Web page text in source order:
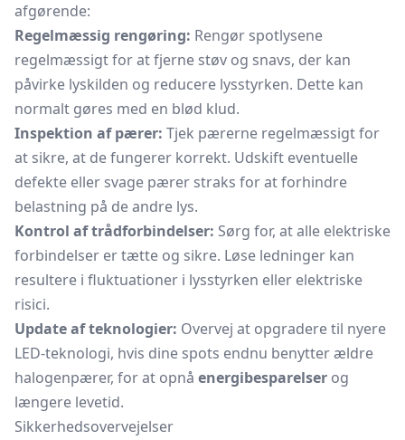
afgørende:
Regelmæssig rengøring: Rengør spotlysene
regelmæssigt for at fjerne støv og snavs, der kan
påvirke lyskilden og reducere lysstyrken. Dette kan
normalt gøres med en blød klud.
Inspektion af pærer: Tjek pærerne regelmæssigt for
at sikre, at de fungerer korrekt. Udskift eventuelle
defekte eller svage pærer straks for at forhindre
belastning på de andre lys.
Kontrol af trådforbindelser: Sørg for, at alle elektriske
forbindelser er tætte og sikre. Løse ledninger kan
resultere i fluktuationer i lysstyrken eller elektriske
risici.
Update af teknologier: Overvej at opgradere til nyere
LED-teknologi, hvis dine spots endnu benytter ældre
halogenpærer, for at opnå energibesparelser og
længere levetid.
Sikkerhedsovervejelser